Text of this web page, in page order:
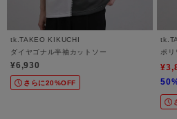
tk.TAKEO KIKUCHI
ダイヤゴナル半袖カットソー
¥6,930
さらに20%OFF
ポリ